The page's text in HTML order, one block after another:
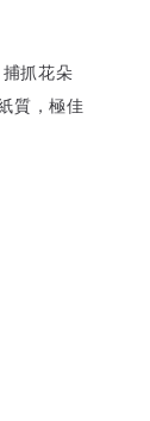
抓花朵
質，極佳